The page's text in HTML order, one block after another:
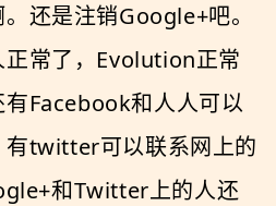
还是注销Google+吧。
常了，Evolution正常
Facebook和人人可以
有twitter可以联系网上的
和Twitter上的人还